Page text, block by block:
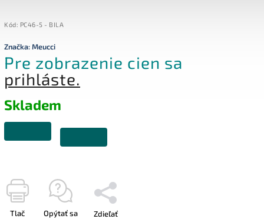
Kód: PC46-5 - BILA
Značka:Meucci
Pre zobrazenie cien sa
prihláste.
Skladem
Tlač Opýtať sa Zdieľať